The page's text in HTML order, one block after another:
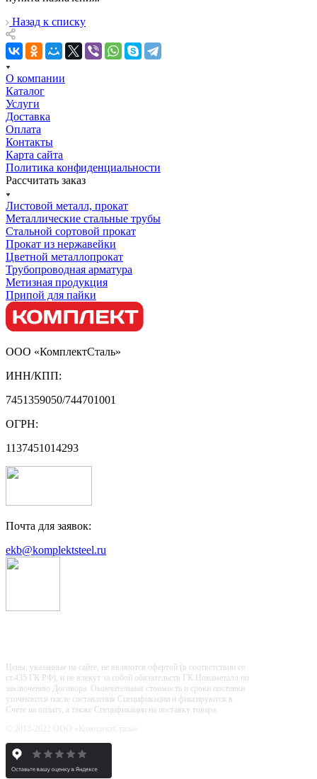
Назад к списку
О компании
Каталог
Услуги
Доставка
Оплата
Контакты
Карта сайта
Политика конфиденциальности
Рассчитать заказ
Листовой металл, прокат
Металлические стальные трубы
Стальной сортовой прокат
Прокат из нержавейки
Цветной металлопрокат
Трубопроводная арматура
Метизная продукция
Припой для пайки
ООО «КомплектСталь»
ИНН/КПП:
7451359050/744701001
ОГРН:
1137451014293
Почта для заявок:
ekb@komplektsteel.ru
Цены, указанные на сайте, не являются офертой (в соответствии со
ст.435 ГК РФ), и не влекут за собой обязательств ГК Новаметалл по
заключению Договора. Окончательная стоимость и сроки поставки
уточняются после составления Спецификации и фиксируются в
Счете на оплату, а также Спецификации на поставку товара.
© 2013-2022 ООО «КомплектСталь»